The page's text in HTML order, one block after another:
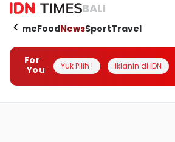
BALI
HomeFoodNewsSportTravel
For
You
Yuk Pilih ! Iklanin di IDN